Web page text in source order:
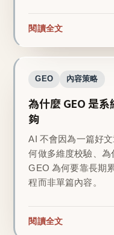
閱讀全文
GEO 內容策略
為什麼 GEO 是
夠
AI 不會因為一篇好
何做多維度校驗、為
GEO 為何要靠長期
程而非單篇內容。
閱讀全文